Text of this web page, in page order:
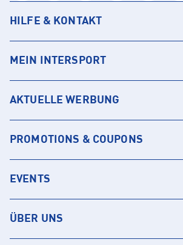
HILFE & KONTAKT
MEIN INTERSPORT
AKTUELLE WERBUNG
PROMOTIONS & COUPONS
EVENTS
ÜBER UNS